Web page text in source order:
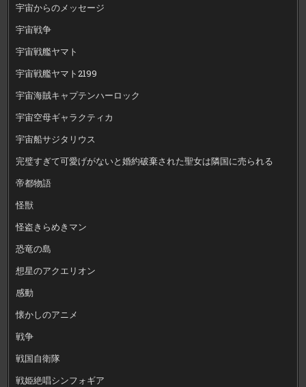
宇宙からのメッセージ
宇宙戦争
宇宙戦艦ヤマト
宇宙戦艦ヤマト2199
宇宙海賊キャプテンハーロック
宇宙空母ギャラクティカ
宇宙船サジタリウス
完璧すぎて可愛げがないと婚約破棄された聖女は隣国に売られる
帝都物語
怪獣
怪盗きらめきマン
恐竜の島
想星のアクエリオン
感動
懐かしのアニメ
戦争
戦国自衛隊
戦姫絶唱シンフォギア